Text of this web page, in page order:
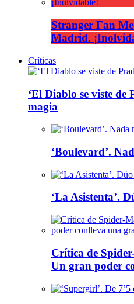
Stranger Fan
Madrid.
Críticas
‘El Diablo se viste de
magia
‘Boulevard’.
‘La Asistenta’.
Crítica de
Un gran poder